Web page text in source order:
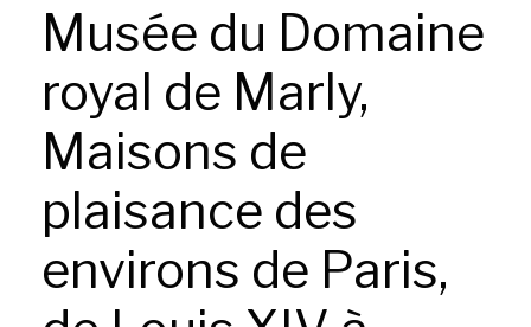
Musée du Domaine
royal de Marly,
Maisons de
plaisance des
environs de Paris,